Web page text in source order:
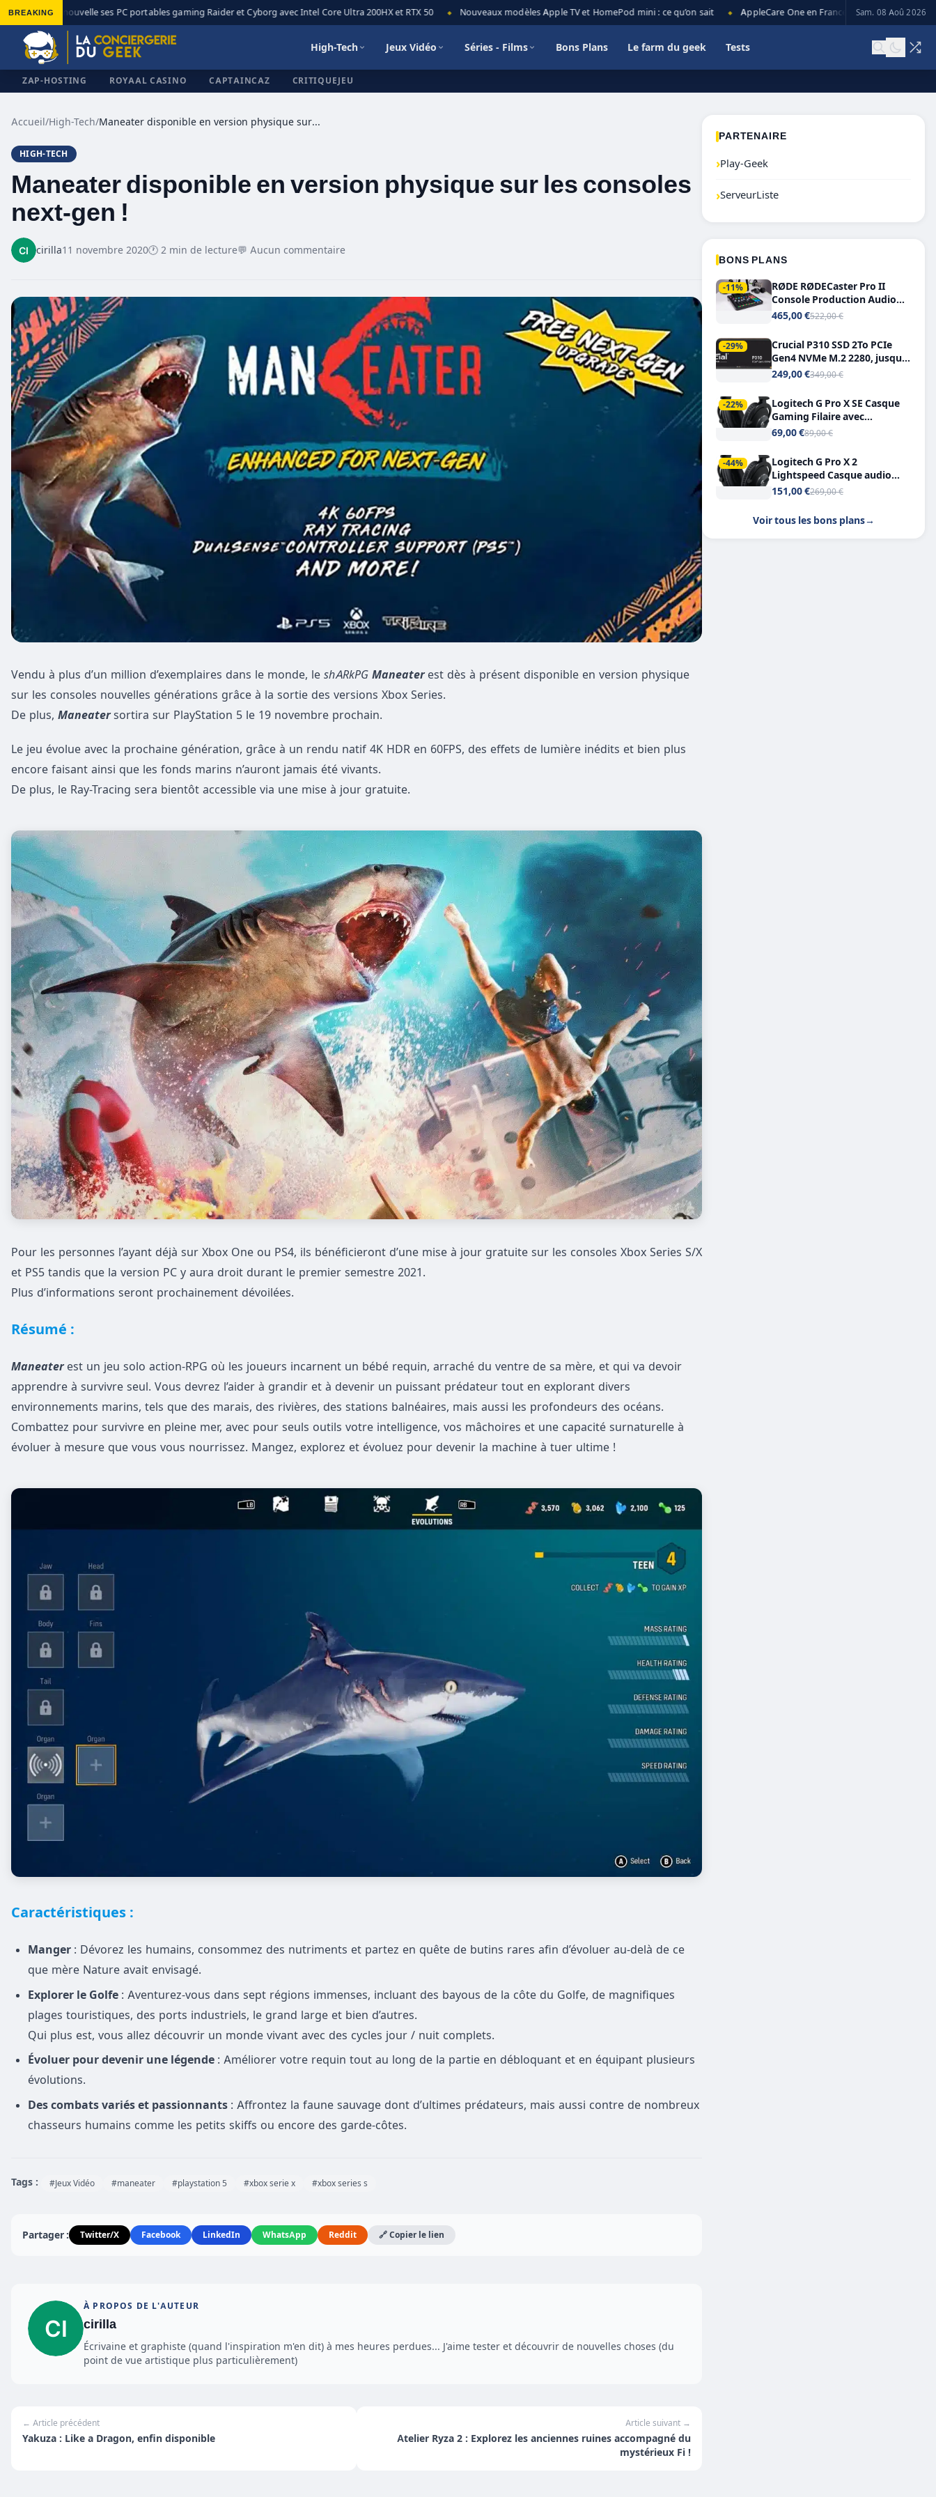
BREAKING
◆ MSI renouvelle ses PC portables gaming Raider et Cyborg avec Intel Core Ultra 200HX et RTX 50 ◆ Nouveaux modèles Apple TV et HomePod mini : ce qu’on sait ◆ AppleCare One en France : prix, couverture et
Sam. 08 Aoû 2026
High-Tech Jeux Vidéo Séries - Films Bons Plans Le farm du geek Tests
ZAP-HOSTING ROYAAL CASINO CAPTAINCAZ CRITIQUEJEU
Accueil/High-Tech/ Maneater disponible en version physique sur les consoles next-gen !
HIGH-TECH
Maneater disponible en version physique sur les consoles
next-gen !
cirilla11 novembre 2020🕐 2 min de lecture💬 Aucun commentaire
Vendu à plus d’un million d’exemplaires dans le monde, le shARkPG Maneater est dès à présent disponible en version physique
sur les consoles nouvelles générations grâce à la sortie des versions Xbox Series.
De plus, Maneatersortira sur PlayStation 5 le 19 novembre prochain.
Le jeu évolue avec la prochaine génération, grâce à un rendu natif 4K HDR en 60FPS, des effets de lumière inédits et bien plus
encore faisant ainsi que les fonds marins n’auront jamais été vivants.
De plus, le Ray-Tracing sera bientôt accessible via une mise à jour gratuite.
Pour les personnes l’ayant déjà sur Xbox One ou PS4, ils bénéficieront d’une mise à jour gratuite sur les consoles Xbox Series S/X
et PS5 tandis que la version PC y aura droit durant le premier semestre 2021.
Plus d’informations seront prochainement dévoilées.
Résumé :
Maneater est un jeu solo action-RPG où les joueurs incarnent un bébé requin, arraché du ventre de sa mère, et qui va devoir
apprendre à survivre seul. Vous devrez l’aider à grandir et à devenir un puissant prédateur tout en explorant divers
environnements marins, tels que des marais, des rivières, des stations balnéaires, mais aussi les profondeurs des océans.
Combattez pour survivre en pleine mer, avec pour seuls outils votre intelligence, vos mâchoires et une capacité surnaturelle à
évoluer à mesure que vous vous nourrissez. Mangez, explorez et évoluez pour devenir la machine à tuer ultime !
Caractéristiques :
Manger : Dévorez les humains, consommez des nutriments et partez en quête de butins rares afin d’évoluer au-delà de ce
que mère Nature avait envisagé.
Explorer le Golfe : Aventurez-vous dans sept régions immenses, incluant des bayous de la côte du Golfe, de magnifiques
plages touristiques, des ports industriels, le grand large et bien d’autres.
Qui plus est, vous allez découvrir un monde vivant avec des cycles jour / nuit complets.
Évoluer pour devenir une légende : Améliorer votre requin tout au long de la partie en débloquant et en équipant plusieurs
évolutions.
Des combats variés et passionnants : Affrontez la faune sauvage dont d’ultimes prédateurs, mais aussi contre de nombreux
chasseurs humains comme les petits skiffs ou encore des garde-côtes.
Tags : #Jeux Vidéo #maneater #playstation 5 #xbox serie x #xbox series s
Partager : Twitter/X Facebook LinkedIn WhatsApp Reddit 🔗 Copier le lien
À PROPOS DE L'AUTEUR
cirilla
Écrivaine et graphiste (quand l'inspiration m'en dit) à mes heures perdues... J'aime tester et découvrir de nouvelles choses (du
point de vue artistique plus particulièrement)
← Article précédent
Yakuza : Like a Dragon, enfin disponible
Article suivant →
Atelier Ryza 2 : Explorez les anciennes ruines accompagné du
mystérieux Fi !
PARTENAIRE
›Play-Geek
›ServeurListe
BONS PLANS
-11%
RØDE RØDECaster Pro II
Console Production Audio
Tout-en-Un, Bluetooth et
465,00 €522,00 €
-29%
Crucial P310 SSD 2To PCIe
Gen4 NVMe M.2 2280, jusqu’à
7.100 Mo/s
249,00 €349,00 €
-22%
Logitech G Pro X SE Casque
Gaming Filaire avec
Microphone Micro
7.1
69,00 €89,00 €
-44%
Logitech G Pro X 2
Lightspeed Casque audio
bluetooth
151,00 €269,00 €
Voir tous les bons plans→